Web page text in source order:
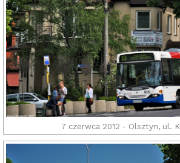
7 czerwca 2012 - Olsztyn, ul.